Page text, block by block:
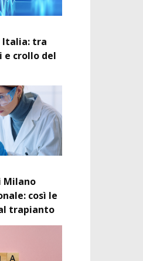
Italia: tra
crollo del
Milano
così le
trapianto